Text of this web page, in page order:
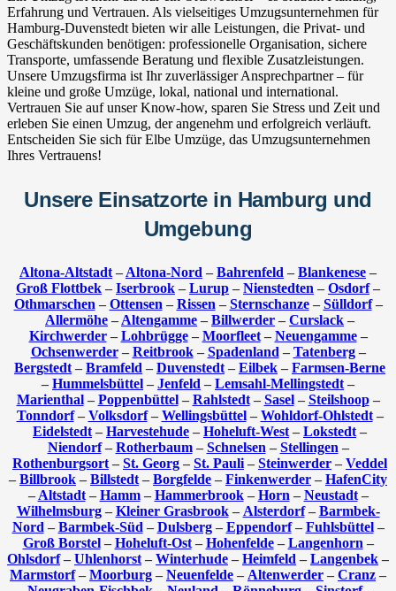
Erfahrung und Vertrauen. Als vielseitiges Umzugsunternehmen für
Hamburg-Duvenstedt bieten wir alle Leistungen, die Privat- und
Geschäftskunden benötigen: professionelle Organisation, sichere
Transporte, umfassende Beratung und flexible Zusatzleistungen.
Unsere Umzugsfirma ist Ihr zuverlässiger Ansprechpartner – für
kleine und große Umzüge, lokal, national und international.
Vertrauen Sie auf unser Know-how, sparen Sie Stress und Zeit und
erleben Sie einen Umzug, der angenehm und erfolgreich verläuft.
Entscheiden Sie sich für Elbe Umzüge, das Umzugsunternehmen
Ihres Vertrauens!
Unsere Einsatzorte in Hamburg und
Umgebung
Altona-Altstadt – Altona-Nord – Bahrenfeld – Blankenese –
Groß Flottbek – Iserbrook – Lurup – Nienstedten – Osdorf–
Othmarschen – Ottensen – Rissen – Sternschanze– Sülldorf–
Allermöhe – Altengamme – Billwerder – Curslack –
Kirchwerder– Lohbrügge– Moorfleet– Neuengamme–
Ochsenwerder– Reitbrook– Spadenland – Tatenberg–
Bergstedt – Bramfeld – Duvenstedt – Eilbek – Farmsen-Berne
– Hummelsbüttel – Jenfeld – Lemsahl-Mellingstedt –
Marienthal– Poppenbüttel– Rahlstedt– Sasel– Steilshoop–
Tonndorf– Volksdorf– Wellingsbüttel– Wohldorf-Ohlstedt–
Eidelstedt – Harvestehude – Hoheluft-West – Lokstedt –
Niendorf– Rotherbaum– Schnelsen – Stellingen –
Rothenburgsort – St. Georg – St. Pauli – Steinwerder – Veddel
– Billbrook – Billstedt – Borgfelde – Finkenwerder – HafenCity
– Altstadt– Hamm– Hammerbrook– Horn – Neustadt–
Wilhelmsburg– Kleiner Grasbrook– Alsterdorf– Barmbek-
Nord – Barmbek-Süd – Dulsberg– Eppendorf– Fuhlsbüttel–
Groß Borstel– Hoheluft-Ost– Hohenfelde– Langenhorn –
Ohlsdorf– Uhlenhorst – Winterhude – Heimfeld – Langenbek –
Marmstorf– Moorburg – Neuenfelde – Altenwerder – Cranz –